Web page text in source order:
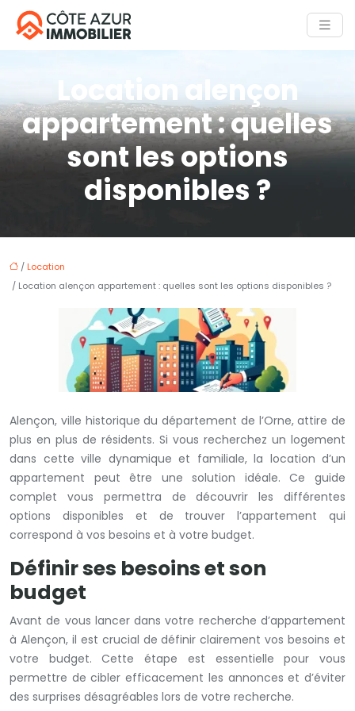
Location alençon
appartement : quelles
sont les options
disponibles ?
/ Location
/ Location alençon appartement : quelles sont les options disponibles ?
Alençon, ville historique du département de l’Orne, attire de
plus en plus de résidents. Si vous recherchez un logement
dans cette ville dynamique et familiale, la location d’un
appartement peut être une solution idéale. Ce guide
complet vous permettra de découvrir les différentes
options disponibles et de trouver l’appartement qui
correspond à vos besoins et à votre budget.
Définir ses besoins et son
budget
Avant de vous lancer dans votre recherche d’appartement
à Alençon, il est crucial de définir clairement vos besoins et
votre budget. Cette étape est essentielle pour vous
permettre de cibler efficacement les annonces et d’éviter
des surprises désagréables lors de votre recherche.